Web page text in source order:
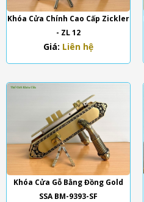
Khóa Cửa Chính Cao Cấp Zickler
- ZL 12
Giá: Liên hệ
Khóa Cửa Gỗ Bằng Đồng Gold
SSA BM-9393-SF